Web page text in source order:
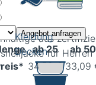
Kleidung
Decken
aus
für
Angebot anfragen
ab 25 ab 50
34,59 € 33,09